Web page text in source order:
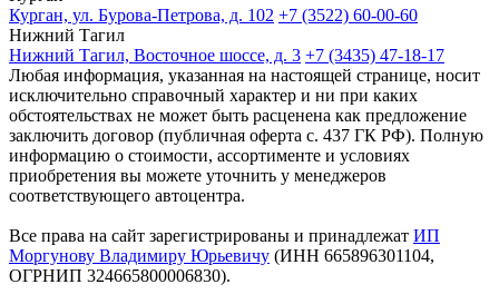
Курган, ул. Бурова-Петрова, д. 102 +7 (3522) 60-00-60
Нижний Тагил
Нижний Тагил, Восточное шоссе, д. 3 +7 (3435) 47-18-17
Любая информация, указанная на настоящей странице, носит
исключительно справочный характер и ни при каких
обстоятельствах не может быть расценена как предложение
заключить договор (публичная оферта с. 437 ГК РФ). Полную
информацию о стоимости, ассортименте и условиях
приобретения вы можете уточнить у менеджеров
соответствующего автоцентра.
Все права на сайт зарегистрированы и принадлежат ИП
Моргунову Владимиру Юрьевичу (ИНН 665896301104,
ОГРНИП 324665800006830).